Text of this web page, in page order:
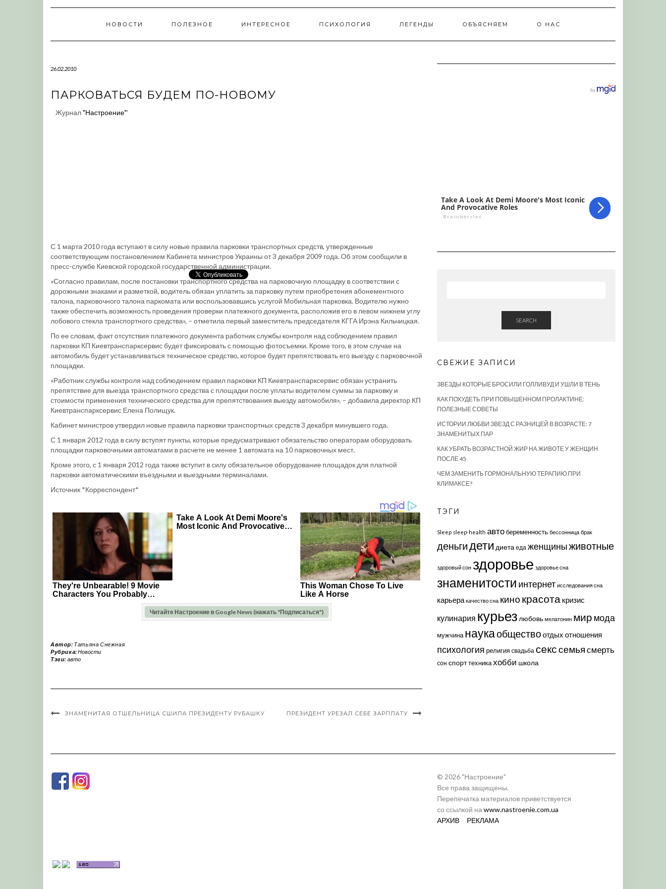
НОВОСТИ ПОЛЕЗНОЕ ИНТЕРЕСНОЕ ПСИХОЛОГИЯ ЛЕГЕНДЫ ОБЪЯСНЯЕМ О НАС
26.02.2010
ПАРКОВАТЬСЯ БУДЕМ ПО-НОВОМУ
Журнал"Настроение"'
С 1 марта 2010 года вступают в силу новые правила парковки транспортных средств, утвержденные
соответствующим постановлением Кабинета министров Украины от 3 декабря 2009 года. Об этом сообщили в
пресс-службе Киевской городской государственной администрации.
«Согласно правилам, после постановки транспортного средства на парковочную площадку в соответствии с
дорожными знаками и разметкой, водитель обязан уплатить за парковку путем приобретения абонементного
талона, парковочного талона паркомата или воспользовавшись услугой Мобильная парковка. Водителю нужно
также обеспечить возможность проведения проверки платежного документа, расположив его в левом нижнем углу
лобового стекла транспортного средства», – отметила первый заместитель председателя КГГА Ирэна Кильчицкая.
По ее словам, факт отсутствия платежного документа работник службы контроля над соблюдением правил
парковки КП Киевтранспарксервис будет фиксировать с помощью фотосъемки. Кроме того, в этом случае на
автомобиль будет устанавливаться техническое средство, которое будет препятствовать его выезду с парковочной
площадки.
«Работник службы контроля над соблюдением правил парковки КП Киевтранспарксервис обязан устранить
препятствие для выезда транспортного средства с площадки после уплаты водителем суммы за парковку и
стоимости применения технического средства для препятствования выезду автомобиля», – добавила директор КП
Киевтранспарксервис Елена Полищук.
Кабинет министров утвердил новые правила парковки транспортных средств 3 декабря минувшего года.
С 1 января 2012 года в силу вступят пункты, которые предусматривают обязательство операторам оборудовать
площадки парковочными автоматами в расчете не менее 1 автомата на 10 парковочных мест.
Кроме этого, с 1 января 2012 года также вступит в силу обязательное оборудование площадок для платной
парковки автоматическими въездными и выездными терминалами.
Источник *Корреспондент*
Читайте Настроение в Google News (нажать "Подписаться")
Автор: Татьяна Снежная
Рубрика:Новости
Тэги: авто
ЗНАМЕНИТАЯ ОТШЕЛЬНИЦА СШИЛА ПРЕЗИДЕНТУ РУБАШКУ ПРЕЗИДЕНТ УРЕЗАЛ СЕБЕ ЗАРПЛАТУ
SEARCH
СВЕЖИЕ ЗАПИСИ
ЗВЕЗДЫ КОТОРЫЕ БРОСИЛИ ГОЛЛИВУД И УШЛИ В ТЕНЬ
КАК ПОХУДЕТЬ ПРИ ПОВЫШЕННОМ ПРОЛАКТИНЕ:
ПОЛЕЗНЫЕ СОВЕТЫ
ИСТОРИИ ЛЮБВИ ЗВЕЗД С РАЗНИЦЕЙ В ВОЗРАСТЕ: 7
ЗНАМЕНИТЫХ ПАР
КАК УБРАТЬ ВОЗРАСТНОЙ ЖИР НА ЖИВОТЕ У ЖЕНЩИН
ПОСЛЕ 45
ЧЕМ ЗАМЕНИТЬ ГОРМОНАЛЬНУЮ ТЕРАПИЮ ПРИ
КЛИМАКСЕ?
ТЭГИ
Sleep sleep-health автобеременность бессонница брак
деньгидети диета еда женщиныживотные
здоровый сон здоровье здоровье сна
знаменитости интернет исследования сна
карьера качество сна кино красота кризис
кулинария курьез любовь мелатонин мир мода
мужчина наукаобществоотдых отношения
психология религия свадьба секссемья смерть
сон спорттехникахобби школа
© 2026 "Настроение"
Все права защищены.
Перепечатка материалов приветствуется
со ссылкой на www.nastroenie.com.ua
АРХИВ
РЕКЛАМА